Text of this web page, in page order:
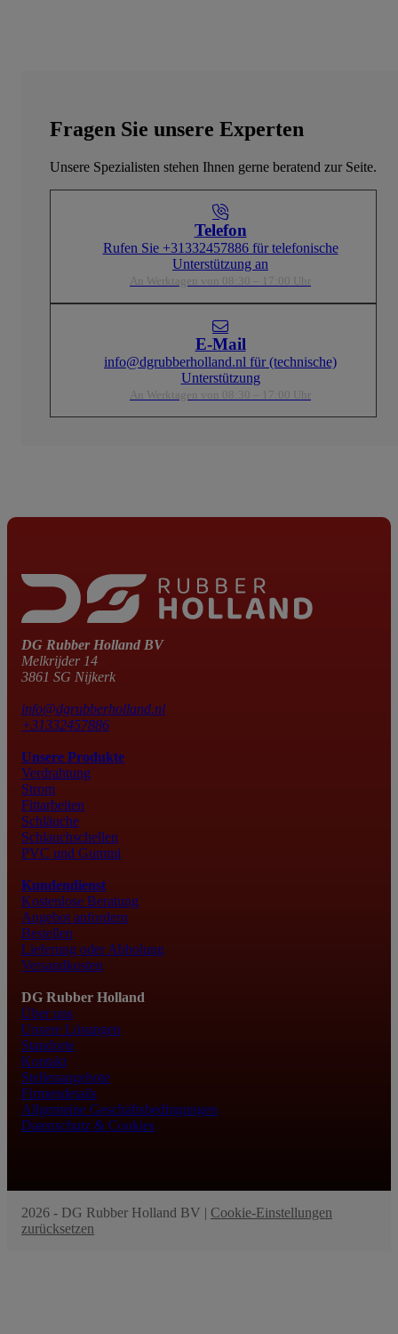
Fragen Sie unsere Experten
Unsere Spezialisten stehen Ihnen gerne beratend zur Seite.
Telefon
Rufen Sie +31332457886 für telefonische
Unterstützung an
An Werktagen von 08:30 – 17:00 Uhr
E-Mail
info@dgrubberholland.nl für (technische)
Unterstützung
An Werktagen von 08:30 – 17:00 Uhr
DG Rubber Holland BV
Melkrijder 14
3861 SG Nijkerk
info@dgrubberholland.nl
+31332457886
Unsere Produkte
Verdrahtung
Strom
Fittarbeiten
Schläuche
Schlauchschellen
PVC und Gummi
Kundendienst
Kostenlose Beratung
Angebot anfordern
Bestellen
Lieferung oder Abholung
Versandkosten
DG Rubber Holland
Über uns
Unsere Lösungen
Standorte
Kontakt
Stellenangebote
Firmendetails
Allgemeine Geschäftsbedingungen
Datenschutz & Cookies
2026 - DG Rubber Holland BV | Cookie-Einstellungen
zurücksetzen